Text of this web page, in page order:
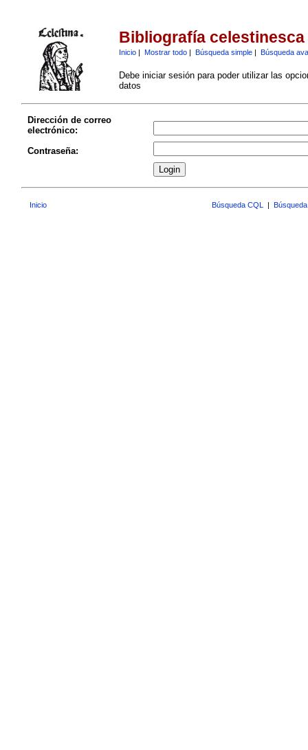
Bibliografía celestinesca
Inicio| Mostrar todo| Búsqueda simple| Búsqueda
Debe iniciar sesión para poder utilizar las
datos
Dirección de correo
electrónico:
Contraseña:
Inicio Búsqueda CQL |